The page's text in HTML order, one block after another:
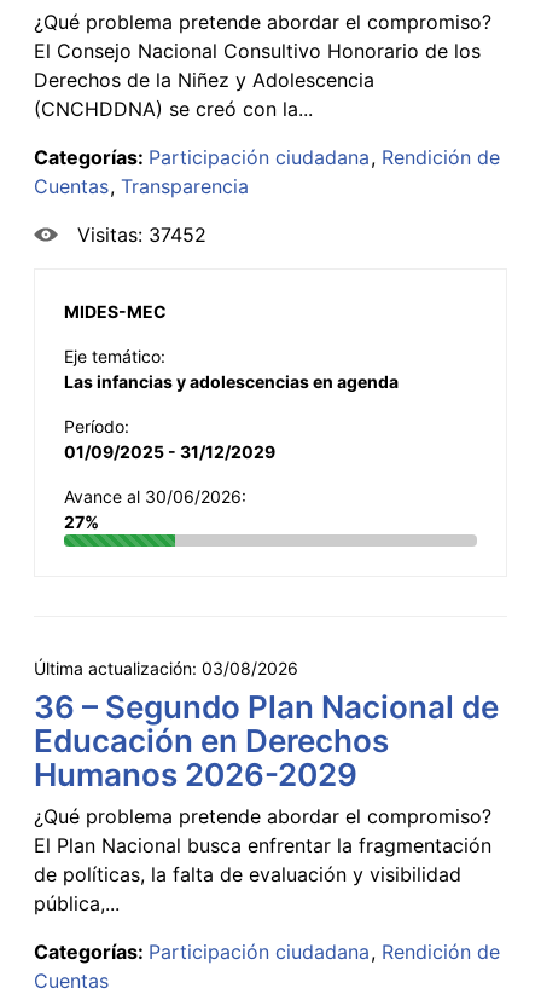
¿Qué problema pretende abordar el compromiso?
El Consejo Nacional Consultivo Honorario de los
Derechos de la Niñez y Adolescencia
(CNCHDDNA) se creó con la...
Categorías: Participación ciudadana Rendición de
Cuentas Transparencia
Visitas: 37452
MIDES-MEC
Eje temático:
Las infancias y adolescencias en agenda
Período:
01/09/2025 - 31/12/2029
Avance al 30/06/2026:
27%
Última actualización: 03/08/2026
36 – Segundo Plan Nacional de
Educación en Derechos
Humanos 2026-2029
¿Qué problema pretende abordar el compromiso?
El Plan Nacional busca enfrentar la fragmentación
de políticas, la falta de evaluación y visibilidad
pública,...
Categorías: Participación ciudadana Rendición de
Cuentas